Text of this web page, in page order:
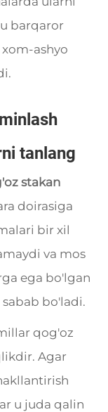
barqaror
ashyo
tanlang
stakan
doirasiga
bir xil
va mos
ega bo'lgan
bo'ladi.
qog'oz
Agar
u juda qalin